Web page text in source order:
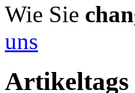
Wie Sie
uns
Artikeltags